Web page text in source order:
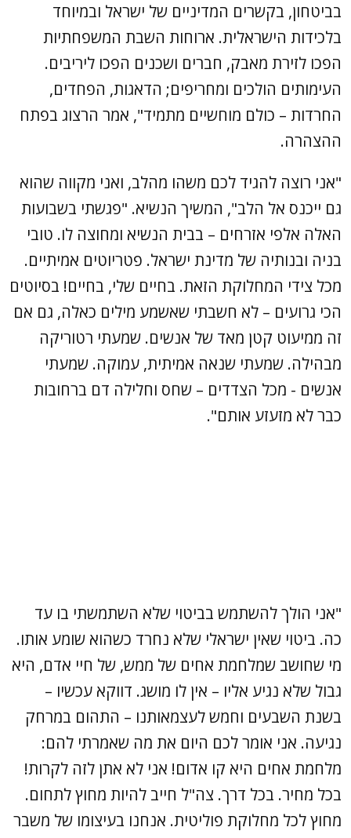
בביטחון, בקשרים המדיניים של ישראל ובמיוחד
בלכידות הישראלית. ארוחות השבת המשפחתיות
הפכו לזירת מאבק, חברים ושכנים הפכו ליריבים.
העימותים הולכים ומחריפים; הדאגות, הפחדים,
החרדות – כולם מוחשיים מתמיד", אמר הרצוג בפתח
ההצהרה.
"אני רוצה להגיד לכם משהו מהלב, ואני מקווה שהוא
גם ייכנס אל הלב", המשיך הנשיא. "פגשתי בשבועות
האלה אלפי אזרחים – בבית הנשיא ומחוצה לו. טובי
בניה ובנותיה של מדינת ישראל. פטריוטים אמיתיים.
מכל צידי המחלוקת הזאת. בחיים שלי, בחיים! בסיוטים
הכי גרועים – לא חשבתי שאשמע מילים כאלה, גם אם
זה ממיעוט קטן מאד של אנשים. שמעתי רטוריקה
מבהילה. שמעתי שנאה אמיתית, עמוקה. שמעתי
אנשים - מכל הצדדים – שחס וחלילה דם ברחובות
כבר לא מזעזע אותם".
"אני הולך להשתמש בביטוי שלא השתמשתי בו עד
כה. ביטוי שאין ישראלי שלא נחרד כשהוא שומע אותו.
מי שחושב שמלחמת אחים של ממש, של חיי אדם, היא
גבול שלא נגיע אליו – אין לו מושג. דווקא עכשיו –
בשנת השבעים וחמש לעצמאותנו – התהום במרחק
נגיעה. אני אומר לכם היום את מה שאמרתי להם:
מלחמת אחים היא קו אדום! אני לא אתן לזה לקרות!
בכל מחיר. בכל דרך. צה"ל חייב להיות מחוץ לתחום.
מחוץ לכל מחלוקת פוליטית. אנחנו בעיצומו של משבר